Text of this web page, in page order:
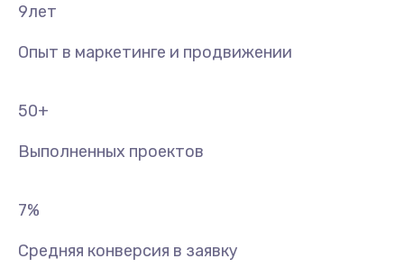
9лет
Опыт в маркетинге и продвижении
50+
Выполненных проектов
7%
Средняя конверсия в заявку